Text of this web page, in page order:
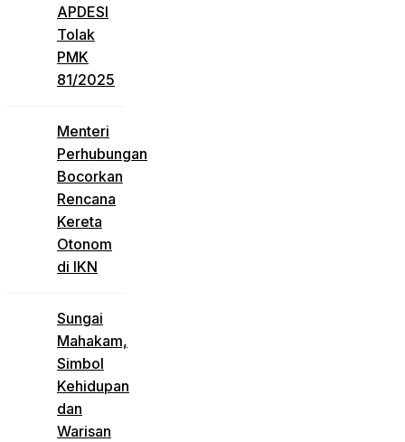
APDESI
Tolak
PMK
81/2025
Menteri
Perhubungan
Bocorkan
Rencana
Kereta
Otonom
di IKN
Sungai
Mahakam,
Simbol
Kehidupan
dan
Warisan